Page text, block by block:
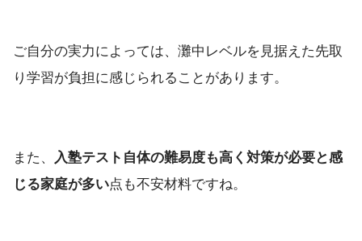
ご自分の実力によっては、灘中レベルを見据えた先取
り学習が負担に感じられることがあります。
また、
入塾テスト自体の難易度も高く対策が必要と感
じる家庭が多い点も不安材料ですね。